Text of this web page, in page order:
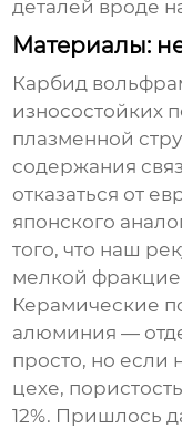
деталей вроде
Материалы:
Карбид
износостойких
плазменной
содержания
отказаться от
японского
того, что наш
мелкой
Керамические
алюминия —
просто, но если
цехе,
12%. Пришлось